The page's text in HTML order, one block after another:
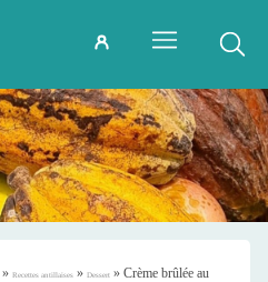
» Recettes antillaises » Dessert » Crème brûlée au